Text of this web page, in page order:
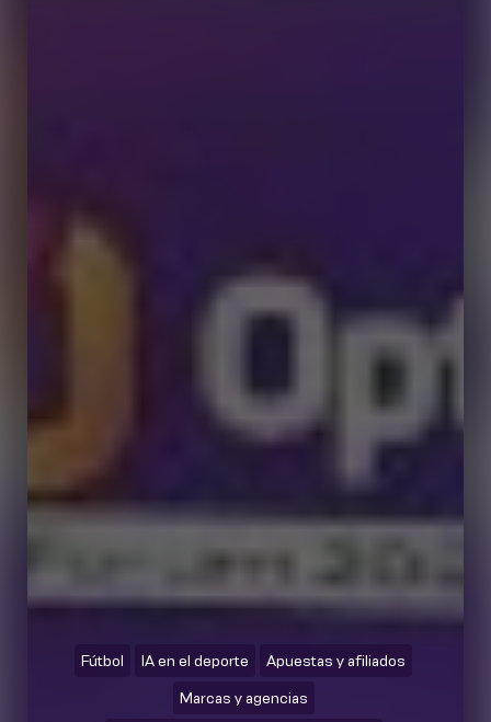
Fútbol IA en el deporte Apuestas y afiliados
Marcas y agencias